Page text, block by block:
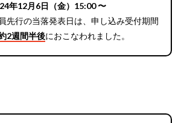
年12月6日（金）15:00 〜
先行の当落発表日は、申し込み受付期間
2週間半後におこなわれました。